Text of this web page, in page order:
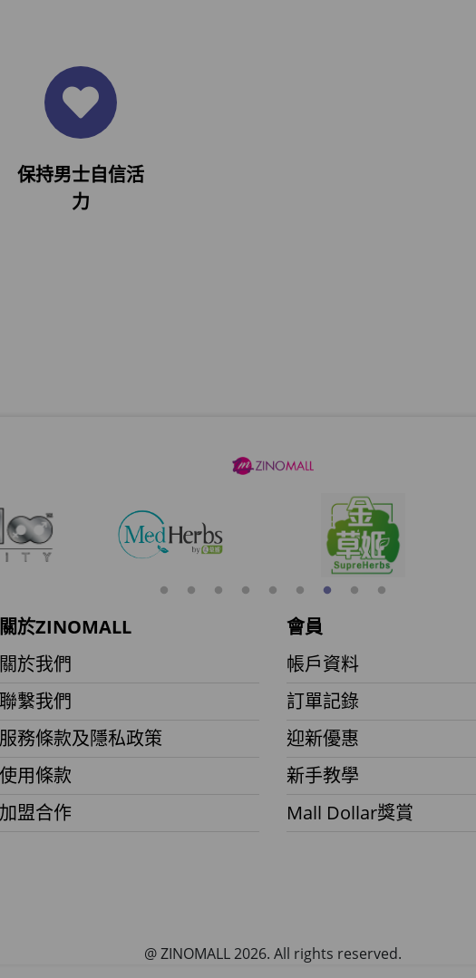
保持男士自信活
力
關於ZINOMALL
關於我們
聯繫我們
服務條款及隱私政策
使用條款
加盟合作
會員
帳戶資料
訂單記錄
迎新優惠
新手教學
Mall Dollar獎賞
@ ZINOMALL 2026. All rights reserved.